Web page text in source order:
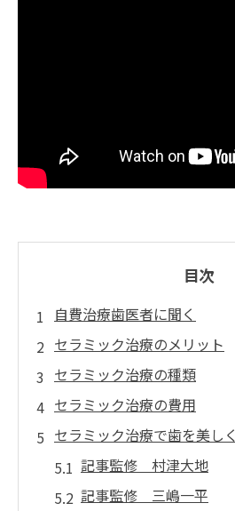
目次
自費治療歯医者に聞く
セラミック治療のメリット
セラミック治療の種類
セラミック治療の費用
セラミック治療で歯を美しく
記事監修 村津大地
記事監修 三嶋一平